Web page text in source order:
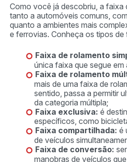
Como você já descobriu, a faixa
tanto a automóveis comuns,
quanto a ambientes mais
e ferrovias. Conheça os tipos de
Faixa de rolamento
única faixa que segue em
Faixa de rolamento
mais de uma faixa de
sentido, passa a permitir
da categoria múltipla;
Faixa exclusiva: é
específicos, como
Faixa compartilhada: é
de veículos
Faixa de conversão:
manobras de veículos